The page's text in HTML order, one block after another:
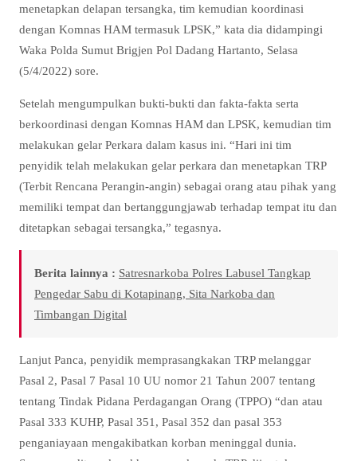
menetapkan delapan tersangka, tim kemudian koordinasi
dengan Komnas HAM termasuk LPSK,” kata dia didampingi
Waka Polda Sumut Brigjen Pol Dadang Hartanto, Selasa
(5/4/2022) sore.
Setelah mengumpulkan bukti-bukti dan fakta-fakta serta
berkoordinasi dengan Komnas HAM dan LPSK, kemudian tim
melakukan gelar Perkara dalam kasus ini. “Hari ini tim
penyidik telah melakukan gelar perkara dan menetapkan TRP
(Terbit Rencana Perangin-angin) sebagai orang atau pihak yang
memiliki tempat dan bertanggungjawab terhadap tempat itu dan
ditetapkan sebagai tersangka,” tegasnya.
Berita lainnya : Satresnarkoba Polres Labusel Tangkap
Pengedar Sabu di Kotapinang, Sita Narkoba dan
Timbangan Digital
Lanjut Panca, penyidik memprasangkakan TRP melanggar
Pasal 2, Pasal 7 Pasal 10 UU nomor 21 Tahun 2007 tentang
tentang Tindak Pidana Perdagangan Orang (TPPO) “dan atau
Pasal 333 KUHP, Pasal 351, Pasal 352 dan pasal 353
penganiayaan mengakibatkan korban meninggal dunia.